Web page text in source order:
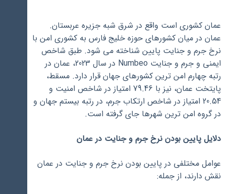
عمان کشوری است واقع در شرق شبه جزیره عربستان.
عمان در میان کشورهای حوزه خلیج فارس به کشوری امن با
نرخ جرم و جنایت پایین شناخته می شود. طبق شاخص
ایمنی و جرم و جنایت Numbeo در سال 2023، عمان در
رتبه چهارم امن ترین کشورهای جهان قرار دارد. مسقط،
پایتخت عمان، نیز با 79.46 امتیاز در شاخص امنیت و
20.54 امتیاز در شاخص ارتکاب جرم، در رتبه بیستم جهان و
در گروه امن ترین شهرها جای گرفته است.
دلایل پایین بودن نرخ جرم و جنایت در عمان
عوامل مختلفی در پایین بودن نرخ جرم و جنایت در عمان
نقش دارند، از جمله: